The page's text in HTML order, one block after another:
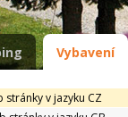
Vybavení
stránky v jazyku CZ